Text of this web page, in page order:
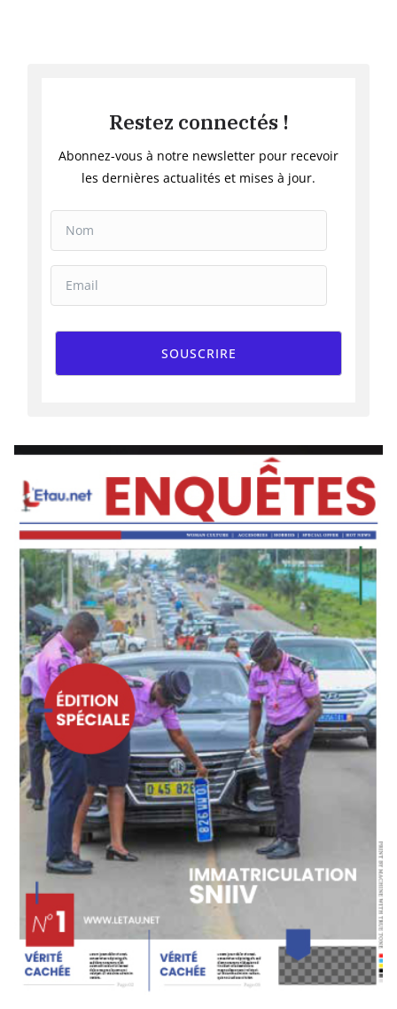
Restez connectés !
Abonnez-vous à notre newsletter pour recevoir
les dernières actualités et mises à jour.
SOUSCRIRE